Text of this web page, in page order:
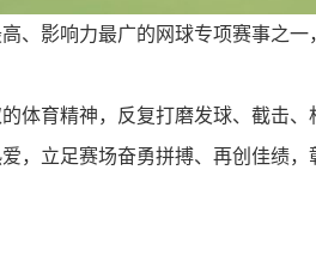
、影响力最广的网球专项赛事之
体育精神，反复打磨发球、截击
，立足赛场奋勇拼搏、再创佳绩，